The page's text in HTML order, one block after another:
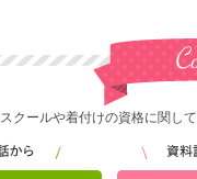
スクールや着付けの資格に関し